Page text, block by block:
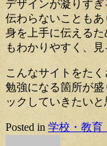
デザインが凝りす
伝わらないことも
身を上手に伝える
もわかりやすく、
こんなサイトをた
勉強になる箇所が
ックしていきたいと
Posted in 学校・教育